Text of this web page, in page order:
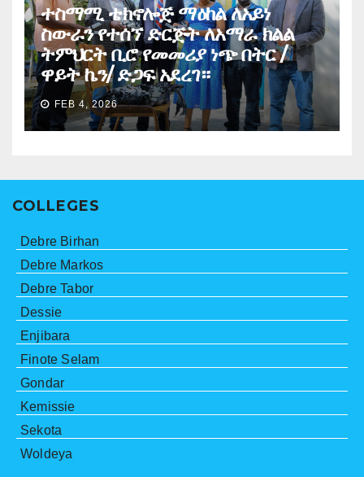
ተስማሚ ቴክኖሎጅ ማዕከል ለአይነ
ስውራን የተሰኘ ድርጅት ለአማራ ክልል
ትምህርት ቢሮ የመመሪያ ነጭ በትር /
ዋይት ኬን/ ድጋፍ አደረገ።
FEB 4, 2026
COLLEGES
Debre Birhan
Debre Markos
Debre Tabor
Dessie
Enjibara
Finote Selam
Gondar
Kemissie
Sekota
Woldeya